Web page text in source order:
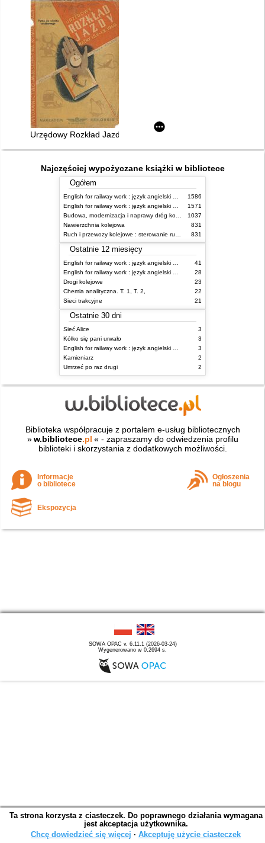
Urzędowy Rozkład Jazdy ważny 15.V.1949 - 1.X.1949 r
Najczęściej wypożyczane książki w bibliotece
Ogółem
English for railway work : język angielski dla kolejarzy - podręcznik dla początkujących
1586
English for railway work : język angielski dla kolejarzy - podręcznik dla zaawansowanych
1571
Budowa, modernizacja i naprawy dróg kolejowych
1037
Nawierzchnia kolejowa
831
Ruch i przewozy kolejowe : sterowanie ruchem
831
Ostatnie 12 miesięcy
English for railway work : język angielski dla kolejarzy - podręcznik dla zaawansowanych
41
English for railway work : język angielski dla kolejarzy - podręcznik dla początkujących
28
Drogi kolejowe
23
Chemia analityczna. T. 1, T. 2,
22
Sieci trakcyjne
21
Ostatnie 30 dni
Sieć Alice
3
Kółko się pani urwało
3
English for railway work : język angielski dla kolejarzy - podręcznik dla zaawansowanych
3
Kamieniarz
2
Umrzeć po raz drugi
2
Biblioteka współpracuje z portalem e-usług bibliotecznych
» w.bibliotece.pl « - zapraszamy do odwiedzenia profilu
biblioteki i skorzystania z dodatkowych możliwości.
Informacje
o bibliotece
Ogłoszenia
na blogu
Ekspozycja
SOWA OPAC v. 6.11.1 (2026-03-24)
Wygenerowano w 0,2694 s.
Ta strona korzysta z ciasteczek. Do poprawnego działania wymagana
jest akceptacja użytkownika.
Chcę dowiedzieć się więcej ∙ Akceptuję użycie ciasteczek